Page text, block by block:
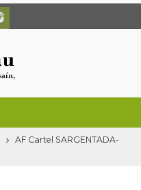
AF Cartel SARGENTADA-